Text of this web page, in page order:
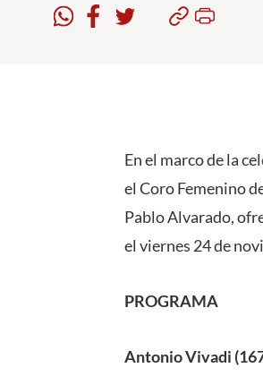
En el marco de la
el Coro Femenino
Pablo Alvarado,
el viernes 24 de
PROGRAMA
Antonio Vivadi